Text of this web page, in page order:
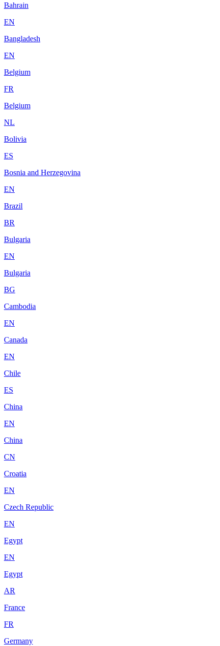
Bahrain
EN
Bangladesh
EN
Belgium
FR
Belgium
NL
Bolivia
ES
Bosnia and Herzegovina
EN
Brazil
BR
Bulgaria
EN
Bulgaria
BG
Cambodia
EN
Canada
EN
Chile
ES
China
EN
China
CN
Croatia
EN
Czech Republic
EN
Egypt
EN
Egypt
AR
France
FR
Germany